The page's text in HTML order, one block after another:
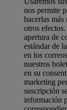
nos permite
hacerlas más
otros
apertura de
estándar de
en los
nuestros
en su
marketing
suscripción
información